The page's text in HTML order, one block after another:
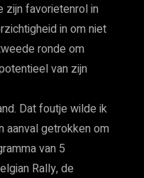
zijn favorietenrol in
in om niet
ronde om
van zijn
Dat foutje wilde ik
aanval getrokken om
van 5
Rally, de